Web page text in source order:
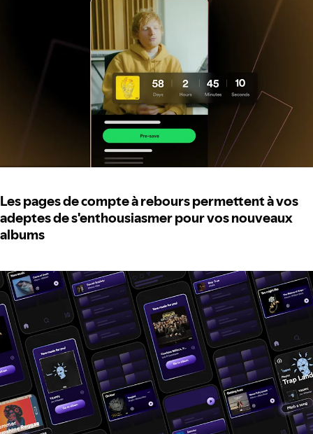
Les pages de compte à rebours permettent à vos
adeptes de s'enthousiasmer pour vos nouveaux
albums